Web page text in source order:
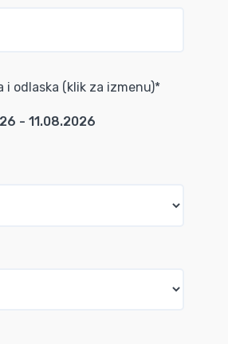
i odlaska (klik za izmenu)*